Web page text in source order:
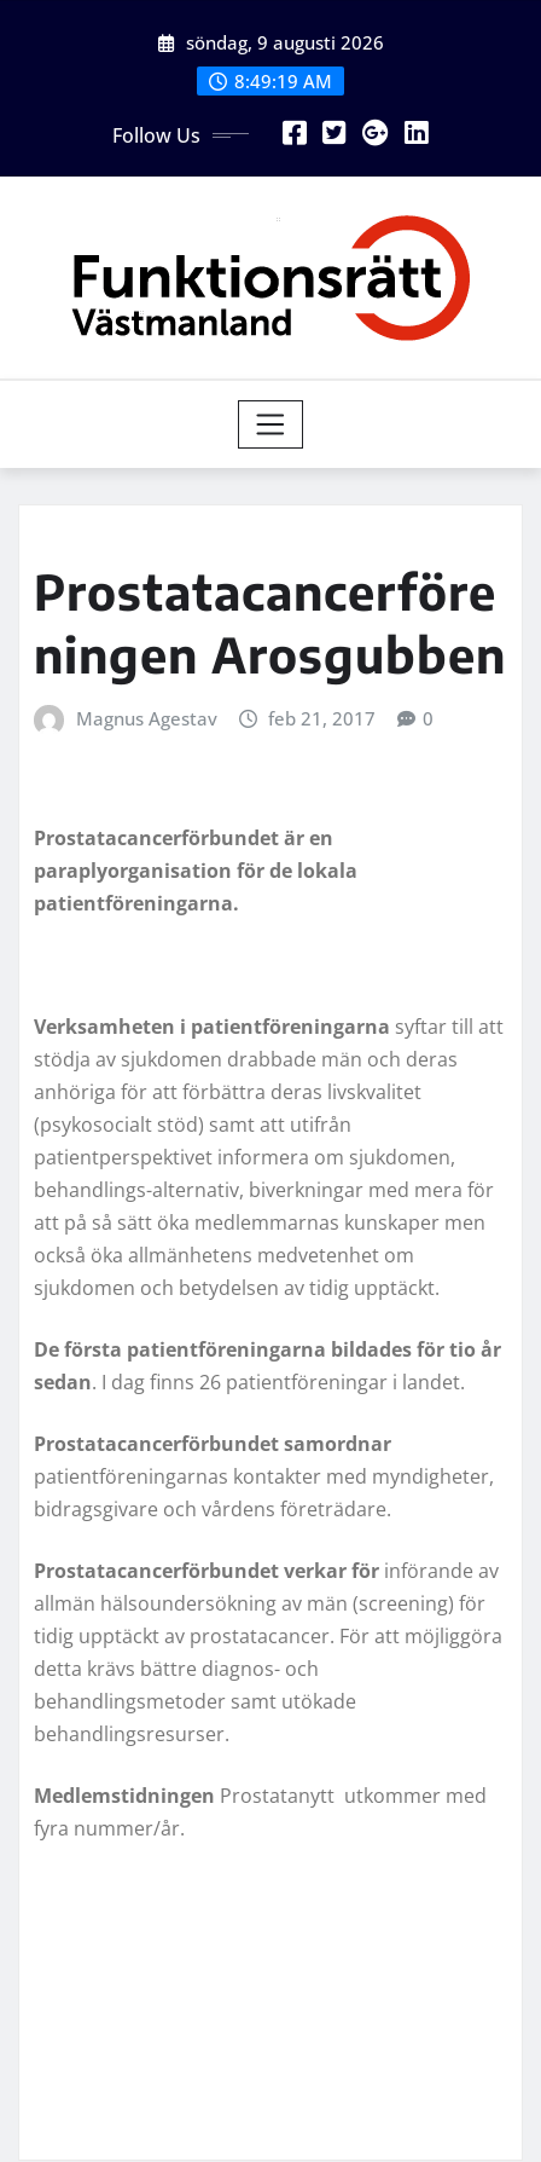
söndag, 9 augusti 2026
8:49:19 AM
Follow Us
Prostatacancerföre
ningen Arosgubben
Magnus Agestav feb 21, 2017 0
Prostatacancerförbundet är en
paraplyorganisation för de lokala
patientföreningarna.
Verksamheten i patientföreningarna syftar till att
stödja av sjukdomen drabbade män och deras
anhöriga för att förbättra deras livskvalitet
(psykosocialt stöd) samt att utifrån
patientperspektivet informera om sjukdomen,
behandlings-alternativ, biverkningar med mera för
att på så sätt öka medlemmarnas kunskaper men
också öka allmänhetens medvetenhet om
sjukdomen och betydelsen av tidig upptäckt.
De första patientföreningarna bildades för tio år
sedan. I dag finns 26 patientföreningar i landet.
Prostatacancerförbundet samordnar
patientföreningarnas kontakter med myndigheter,
bidragsgivare och vårdens företrädare.
Prostatacancerförbundet verkar för införande av
allmän hälsoundersökning av män (screening) för
tidig upptäckt av prostatacancer. För att möjliggöra
detta krävs bättre diagnos- och
behandlingsmetoder samt utökade
behandlingsresurser.
Medlemstidningen Prostatanytt utkommer med
fyra nummer/år.